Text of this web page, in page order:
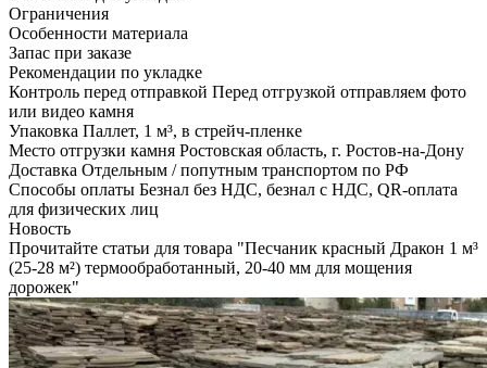
Ограничения
Особенности материала
Запас при заказе
Рекомендации по укладке
Контроль перед отправкой Перед отгрузкой отправляем фото
или видео камня
Упаковка Паллет, 1 м³, в стрейч-пленке
Место отгрузки камня Ростовская область, г. Ростов-на-Дону
Доставка Отдельным / попутным транспортом по РФ
Способы оплаты Безнал без НДС, безнал с НДС, QR-оплата
для физических лиц
Новость
Прочитайте статьи для товара "Песчаник красный Дракон 1 м³
(25-28 м²) термообработанный, 20-40 мм для мощения
дорожек"